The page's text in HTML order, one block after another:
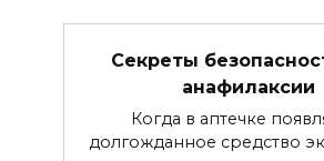
Секреты
анафилаксии
Когда в аптечке
долгожданное средство